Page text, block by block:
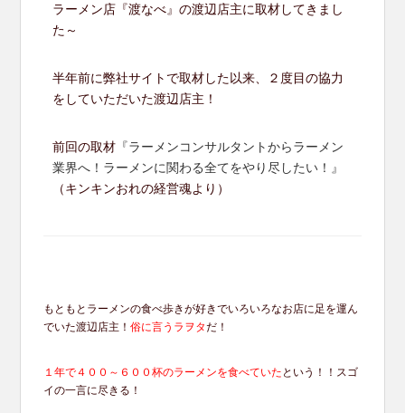
ラーメン店『渡なべ』の渡辺店主に取材してきまし
た～
半年前に弊社サイトで取材した以来、２度目の協力
をしていただいた渡辺店主！
前回の取材『ラーメンコンサルタントからラーメン
業界へ！ラーメンに関わる全てをやり尽したい！』
（キンキンおれの経営魂より）
もともとラーメンの食べ歩きが好きでいろいろなお店に足を運ん
でいた渡辺店主！ 俗に言うラヲタだ！
１年で４００～６００杯のラーメンを食べていた という！！スゴ
イの一言に尽きる！